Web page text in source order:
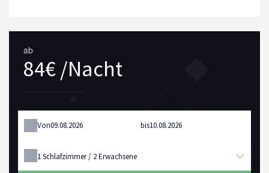
ab
84€ /Nacht
Von bis
1Schlafzimmer / 2Erwachsene